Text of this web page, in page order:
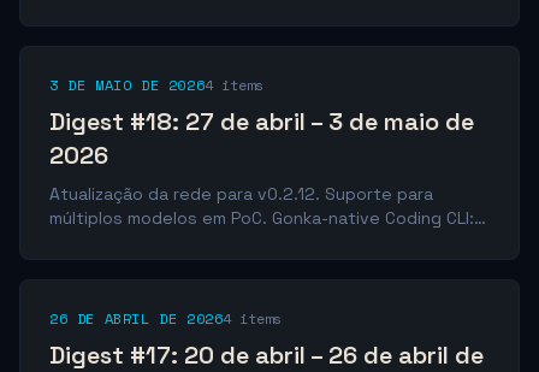
Compensações para as épocas 132–247 aprovadas.
3 DE MAIO DE 20264 items
Digest #18: 27 de abril – 3 de maio de
2026
Atualização da rede para v0.2.12. Suporte para
múltiplos modelos em PoC. Gonka-native Coding CLI:
sobre a arquitetura de governança da rede.
26 DE ABRIL DE 20264 items
Digest #17: 20 de abril – 26 de abril de